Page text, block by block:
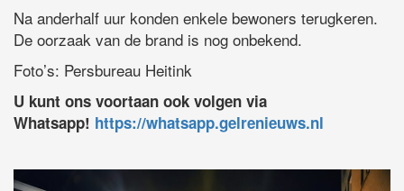
Na anderhalf uur konden enkele bewoners terugkeren.
De oorzaak van de brand is nog onbekend.
Foto’s: Persbureau Heitink
U kunt ons voortaan ook volgen via
Whatsapp! https://whatsapp.gelrenieuws.nl